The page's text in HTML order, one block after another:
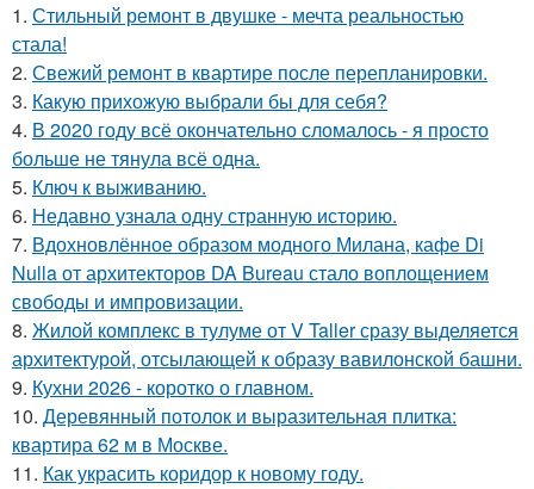
1. Стильный ремонт в двушке - мечта реальностью
стала!
2. Свежий ремонт в квартире после перепланировки.
3. Какую прихожую выбрали бы для себя?
4. В 2020 году всё окончательно сломалось - я просто
больше не тянула всё одна.
5. Ключ к выживанию.
6. Недавно узнала одну странную историю.
7. Вдохновлённое образом модного Милана, кафе Di
Nulla от архитекторов DA Bureau стало воплощением
свободы и импровизации.
8. Жилой комплекс в тулуме от V Taller сразу выделяется
архитектурой, отсылающей к образу вавилонской башни.
9. Кухни 2026 - коротко о главном.
10. Деревянный потолок и выразительная плитка:
квартира 62 м в Москве.
11. Как украсить коридор к новому году.